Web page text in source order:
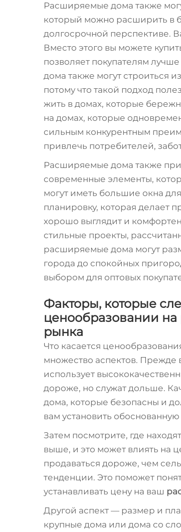
Расширяемые дома также
который можно расширить в
долгосрочной перспективе.
Вместо этого вы можете
позволяет покупателям
дома также могут строиться
потому что такой подход
жить в домах, которые
на домах, которые
сильным конкурентным
привлечь потребителей,
Расширяемые дома также
современные элементы,
могут иметь большие окна
планировку, которая делает
хорошо выглядит и
стильные проекты,
расширяемые дома могут
города до спокойных
выбором для оптовых
Факторы, которые
ценообразовании
рынка
Что касается
множество аспектов. Прежде
использует
дороже, но служат дольше.
дома, которые безопасны и
вам установить
Затем посмотрите, где
выше, и это может влиять на
продаваться дороже, чем
тенденции. Это поможет
устанавливать цену на ваш
Другой аспект — размер и
крупные дома или дома со